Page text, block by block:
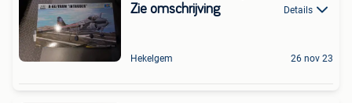
Zie omschrijving Details
Hekelgem 26 nov 23